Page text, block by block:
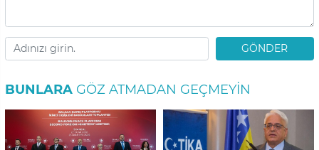
GÖNDER
BUNLARA GÖZ ATMADAN GEÇMEYIN